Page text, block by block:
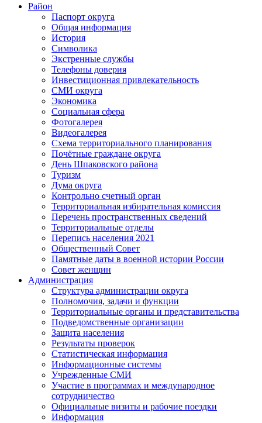
Район
Паспорт округа
Общая информация
История
Символика
Экстренные службы
Телефоны доверия
Инвестиционная привлекательность
СМИ округа
Экономика
Социальная сфера
Фотогалерея
Видеогалерея
Схема территориального планирования
Почётные граждане округа
День Шпаковского района
Туризм
Дума округа
Контрольно счетный орган
Территориальная избирательная комиссия
Перечень пространственных сведений
Территориальные отделы
Перепись населения 2021
Общественный Совет
Памятные даты в военной истории России
Совет женщин
Администрация
Структура администрации округа
Полномочия, задачи и функции
Территориальные органы и представительства
Подведомственные организации
Защита населения
Результаты проверок
Статистическая информация
Информационные системы
Учрежденные СМИ
Участие в программах и международное
сотрудничество
Официальные визиты и рабочие поездки
Информация